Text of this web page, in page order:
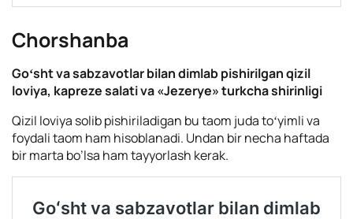
Сhorshanba
Goʻsht va sabzavotlar bilan dimlab pishirilgan qizil
loviya, kapreze salati va «Jezerye» turkcha shirinligi
Qizil loviya solib pishiriladigan bu taom juda toʻyimli va
foydali taom ham hisoblanadi. Undan bir necha haftada
bir marta bo’lsa ham tayyorlash kerak.